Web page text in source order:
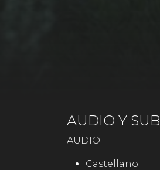
AUDIO Y
AUDIO:
Castellano